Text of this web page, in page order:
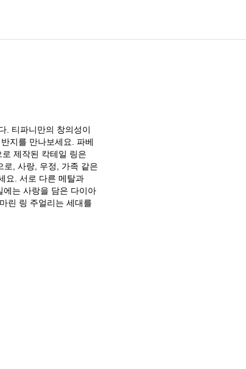
. 티파니만의 창의성이
지를 만나보세요. 파베
제작된 칵테일 링은
, 사랑, 우정, 가족 같은
요. 서로 다른 메탈과
는 사랑을 담은 다이아
린 링 주얼리는 세대를